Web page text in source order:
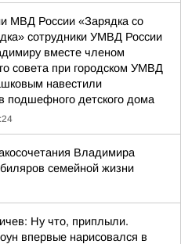
МВД России «Зарядка со
сотрудники УМВД России
вместе членом
совета при городском УМВД
навестили
подшефного детского дома
Владимира
семейной жизни
Ну что, приплыли.
впервые нарисовался в